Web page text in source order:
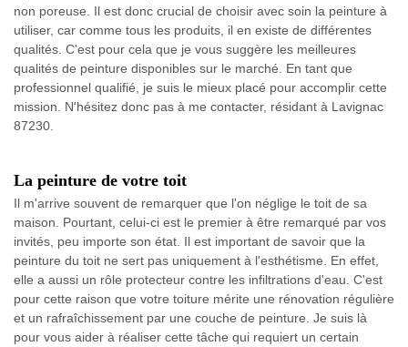
non poreuse. Il est donc crucial de choisir avec soin la peinture à
utiliser, car comme tous les produits, il en existe de différentes
qualités. C'est pour cela que je vous suggère les meilleures
qualités de peinture disponibles sur le marché. En tant que
professionnel qualifié, je suis le mieux placé pour accomplir cette
mission. N'hésitez donc pas à me contacter, résidant à Lavignac
87230.
La peinture de votre toit
Il m'arrive souvent de remarquer que l'on néglige le toit de sa
maison. Pourtant, celui-ci est le premier à être remarqué par vos
invités, peu importe son état. Il est important de savoir que la
peinture du toit ne sert pas uniquement à l'esthétisme. En effet,
elle a aussi un rôle protecteur contre les infiltrations d'eau. C'est
pour cette raison que votre toiture mérite une rénovation régulière
et un rafraîchissement par une couche de peinture. Je suis là
pour vous aider à réaliser cette tâche qui requiert un certain